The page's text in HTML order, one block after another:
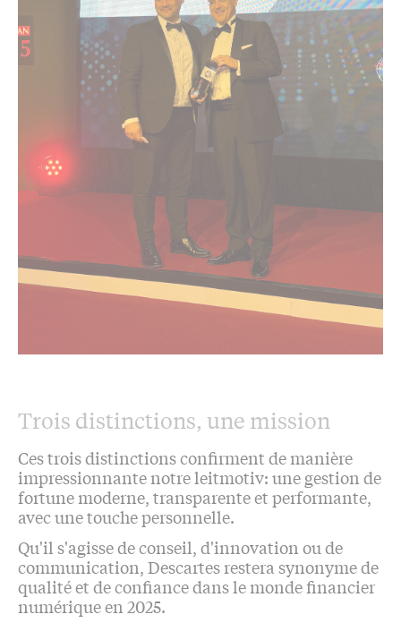
Trois distinctions, une mission
Ces trois distinctions confirment de manière
impressionnante notre leitmotiv: une gestion de
fortune moderne, transparente et performante,
avec une touche personnelle.
Qu'il s'agisse de conseil, d'innovation ou de
communication, Descartes restera synonyme de
qualité et de confiance dans le monde financier
numérique en 2025.